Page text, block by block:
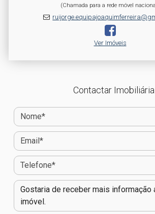
(Chamada para a rede móvel
Ver Imóveis
Contactar Imobiliária